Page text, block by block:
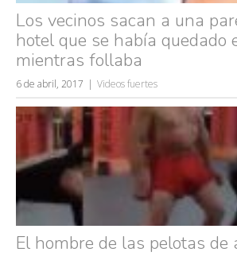
Los vecinos sacan a una
hotel que se había quedado
mientras follaba
6 de abril, 2017 Videos fuertes
El hombre de las pelotas de